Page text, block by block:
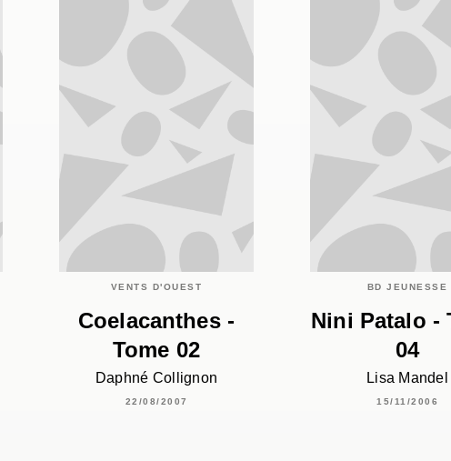
VENTS D'OUEST
Coelacanthes -
Tome 02
Daphné Collignon
22/08/2007
BD JEUNESSE
Nini Patalo -
04
Lisa Mandel
15/11/2006